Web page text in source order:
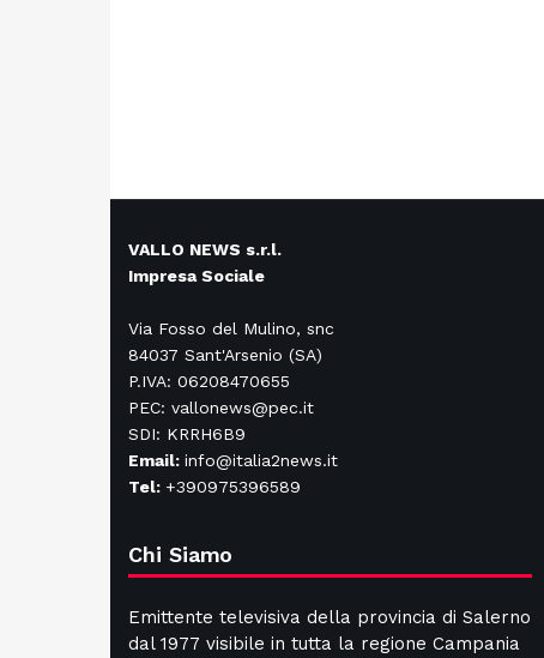
VALLO NEWS s.r.l.
Impresa Sociale
Via Fosso del Mulino, snc
84037 Sant'Arsenio (SA)
P.IVA: 06208470655
PEC: vallonews@pec.it
SDI: KRRH6B9
Email: info@italia2news.it
Tel: +390975396589
Chi Siamo
Emittente televisiva della provincia di Salerno
dal 1977 visibile in tutta la regione Campania